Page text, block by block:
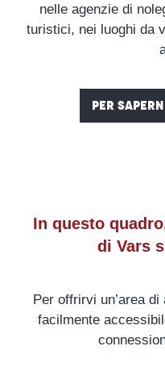
nelle agenzie di
turistici, nei luoghi da
PER
In questo
di Vars
Per offrirvi un’area
facilmente